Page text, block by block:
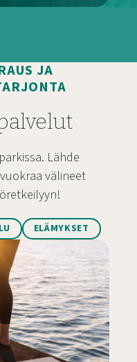
JA
Lähde
välineet
ELÄMYKSET